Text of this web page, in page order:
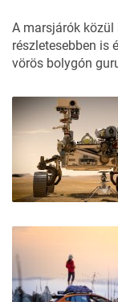
A marsjárók közül
részletesebben is
vörös bolygón